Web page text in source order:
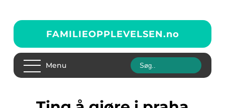
FAMILIEOPPLEVELSEN.no
Menu